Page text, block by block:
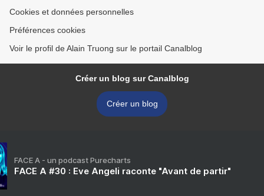
Cookies et données personnelles
Préférences cookies
Voir le profil de Alain Truong sur le portail Canalblog
Créer un blog sur Canalblog
Créer un blog
FACE A - un podcast Purecharts
FACE A #30 : Eve Angeli raconte "Avant de partir"